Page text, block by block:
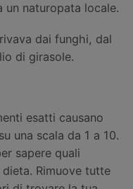
un naturopata locale.
dai funghi, dal
di girasole.
esatti causano
una scala da 1 a 10.
sapere quali
Rimuove tutte